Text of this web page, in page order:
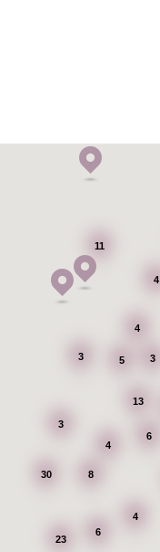
23
30 8
4
11
6
6
13
3
4
4
3 3
5
4